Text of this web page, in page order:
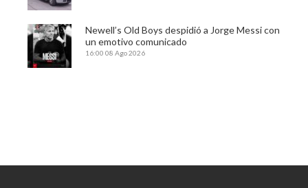
Newell’s Old Boys despidió a Jorge Messi con
un emotivo comunicado
16:00 08 Ago 2026